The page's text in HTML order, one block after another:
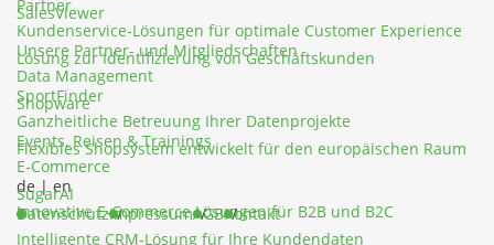
Kundenservice-Lösungen für optimale Customer Experience
Data Management
Ganzheitliche Betreuung Ihrer Datenprojekte
E-Commerce
Innovative E-Commerce Lösungen für B2B und B2C
SalesViewer
Lösung zur Identifizierung von Geschäftskunden
Shopware
Flexibles Shopsystem entwickelt für den europäischen Raum
SugarAI
Intelligente CRM-Lösung für Ihre Kundendaten
Partner
Unsere Partner- und Mitgliedschaften
SportFinder
Events, Reisen & Trainings
de|en
DatenschutzImpressumAGBKontakt